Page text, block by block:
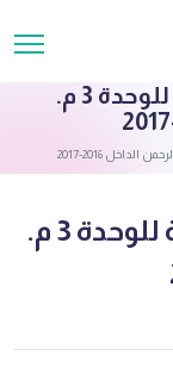
الصف الثاني اختبار قصير عربية للوحدة 3 م.
الصف الثاني اختبار قصير عربية للوحدة 3 م.